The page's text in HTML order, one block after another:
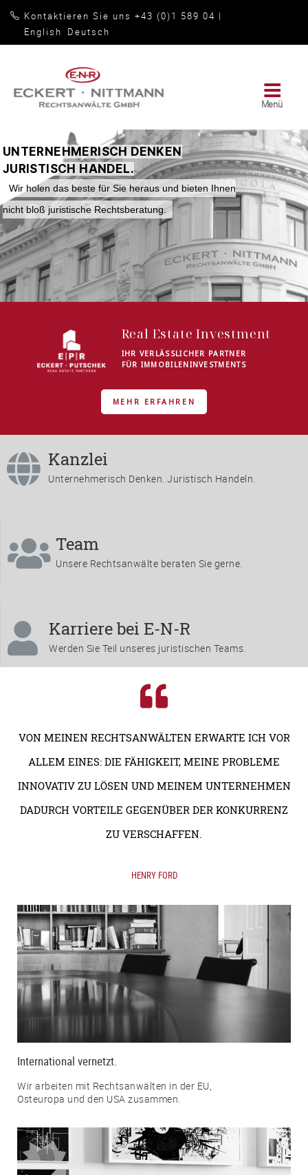
Kontaktieren Sie uns +43 (0)1 589 04 |
English
Deutsch
|
Eckert
•
Nittmann
Menü
UNTERNEHMERISCH DENKEN
JURISTISCH HANDEL.
Wir holen das beste für Sie heraus und bieten Ihnen
nicht bloß juristische Rechtsberatung.
Real Estate Investment
IHR VERLÄSSLICHER PARTNER
FÜR IMMOBILENINVESTMENTS
MEHR ERFAHREN
Kanzlei
Unternehmerisch Denken. Juristisch Handeln.
Team
Unsere Rechtsanwälte beraten Sie gerne.
Karriere bei E-N-R
Werden Sie Teil unseres juristischen Teams.
VON MEINEN RECHTSANWÄLTEN ERWARTE ICH VOR
ALLEM EINES: DIE FÄHIGKEIT, MEINE PROBLEME
INNOVATIV ZU LÖSEN UND MEINEM UNTERNEHMEN
DADURCH VORTEILE GEGENÜBER DER KONKURRENZ
ZU VERSCHAFFEN.
International vernetzt.
Wir arbeiten mit Rechtsanwälten in der EU,
Osteuropa und den USA zusammen.